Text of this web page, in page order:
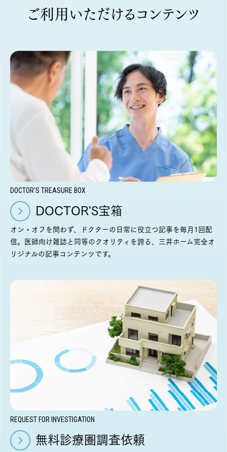
ご利用いただけるコンテンツ
DOCTOR'S TREASURE BOX
DOCTOR'S宝箱
オン・オフを問わず、ドクターの日常に役立つ記事を毎月1回配
信。医師向け雑誌と同等のクオリティを誇る、三井ホーム完全オ
リジナルの記事コンテンツです。
REQUEST FOR INVESTIGATION
無料診療圏調査依頼